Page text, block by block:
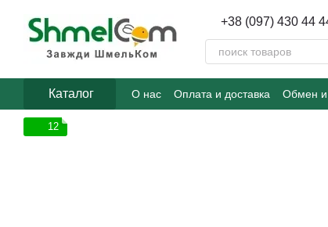
+38 (097) 430 44
Каталог О нас Оплата и доставка Обмен и
12